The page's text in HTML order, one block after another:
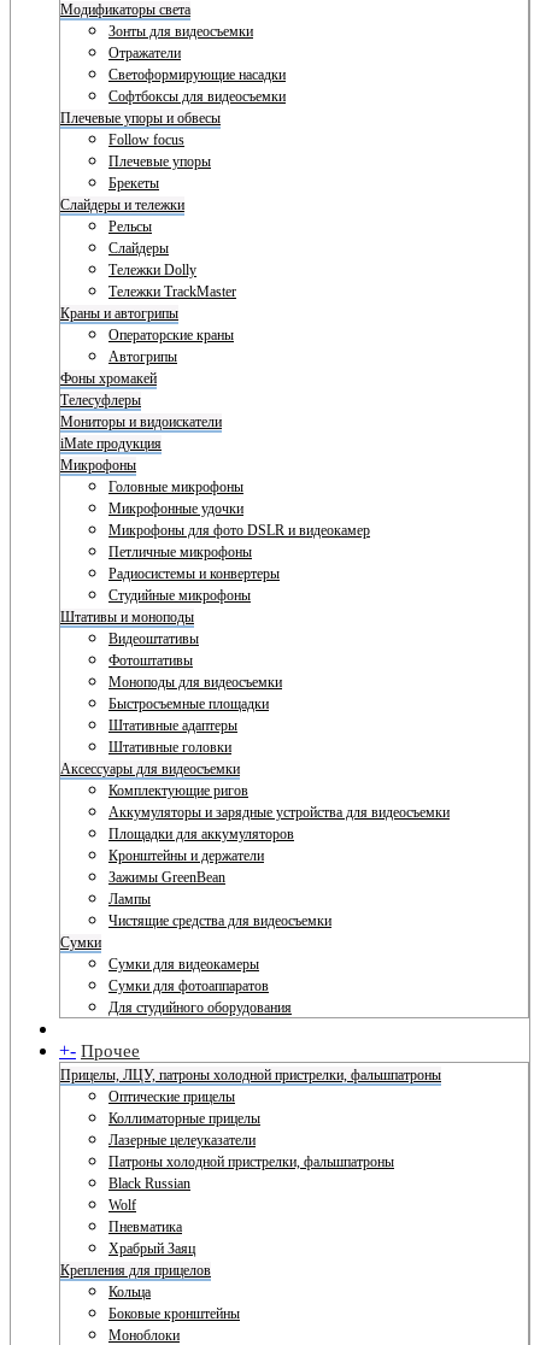
Модификаторы света
Зонты для видеосъемки
Отражатели
Светоформирующие насадки
Софтбоксы для видеосъемки
Плечевые упоры и обвесы
Follow focus
Плечевые упоры
Брекеты
Слайдеры и тележки
Рельсы
Слайдеры
Тележки Dolly
Тележки TrackMaster
Краны и автогрипы
Операторские краны
Автогрипы
Фоны хромакей
Телесуфлеры
Мониторы и видоискатели
iMate продукция
Микрофоны
Головные микрофоны
Микрофонные удочки
Микрофоны для фото DSLR и видеокамер
Петличные микрофоны
Радиосистемы и конвертеры
Студийные микрофоны
Штативы и моноподы
Видеоштативы
Фотоштативы
Моноподы для видеосъемки
Быстросъемные площадки
Штативные адаптеры
Штативные головки
Аксессуары для видеосъемки
Комплектующие ригов
Аккумуляторы и зарядные устройства для видеосъемки
Площадки для аккумуляторов
Кронштейны и держатели
Зажимы GreenBean
Лампы
Чистящие средства для видеосъемки
Сумки
Сумки для видеокамеры
Сумки для фотоаппаратов
Для студийного оборудования
+- Прочее
Прицелы, ЛЦУ, патроны холодной пристрелки, фальшпатроны
Оптические прицелы
Коллиматорные прицелы
Лазерные целеуказатели
Патроны холодной пристрелки, фальшпатроны
Black Russian
Wolf
Пневматика
Храбрый Заяц
Крепления для прицелов
Кольца
Боковые кронштейны
Моноблоки